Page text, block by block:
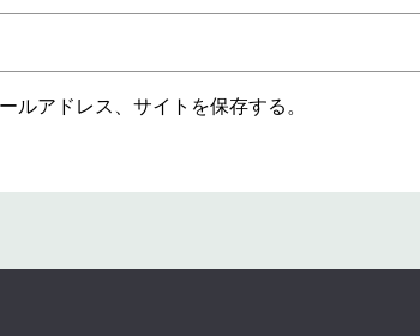
アドレス、サイトを保存する。